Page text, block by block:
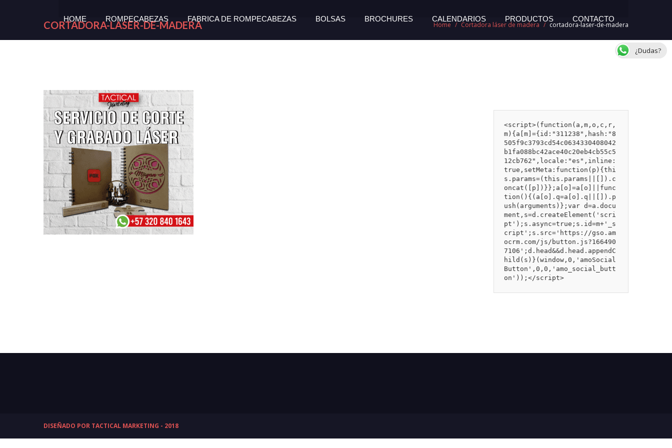
HOME ROMPECABEZAS FABRICA DE ROMPECABEZAS BOLSAS BROCHURES CALENDARIOS PRODUCTOS CONTACTO
CORTADORA-LASER-DE-MADERA Home / Cortadora láser de madera / cortadora-laser-de-madera
<script>(function(a,m,o,c,r,
m){a[m]={id:"311238",hash:"8
505f9c3793cd54c0634330408042
b1fa088bc42ace40c20eb4cb55c5
12cb762",locale:"es",inline:
true,setMeta:function(p){thi
s.params=(this.params||[]).c
oncat([p])}};a[o]=a[o]||func
tion(){(a[o].q=a[o].q||[]).p
ush(arguments)};var d=a.docu
ment,s=d.createElement('scri
pt');s.async=true;s.id=m+'_s
cript';s.src='https://gso.am
ocrm.com/js/button.js?166490
7106';d.head&&d.head.appendC
hild(s)}(window,0,'amoSocial
Button',0,0,'amo_social_butt
on'));</script>
DISEÑADO POR TACTICAL MARKETING - 2018
¿Dudas?